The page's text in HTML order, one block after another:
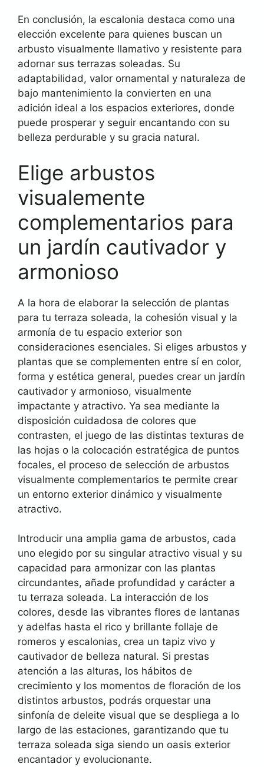
En conclusión, la escalonia destaca como una
elección excelente para quienes buscan un
arbusto visualmente llamativo y resistente para
adornar sus terrazas soleadas. Su
adaptabilidad, valor ornamental y naturaleza de
bajo mantenimiento la convierten en una
adición ideal a los espacios exteriores, donde
puede prosperar y seguir encantando con su
belleza perdurable y su gracia natural.
Elige arbustos
visualemente
complementarios para
un jardín cautivador y
armonioso
A la hora de elaborar la selección de plantas
para tu terraza soleada, la cohesión visual y la
armonía de tu espacio exterior son
consideraciones esenciales. Si eliges arbustos y
plantas que se complementen entre sí en color,
forma y estética general, puedes crear un jardín
cautivador y armonioso, visualmente
impactante y atractivo. Ya sea mediante la
disposición cuidadosa de colores que
contrasten, el juego de las distintas texturas de
las hojas o la colocación estratégica de puntos
focales, el proceso de selección de arbustos
visualmente complementarios te permite crear
un entorno exterior dinámico y visualmente
atractivo.
Introducir una amplia gama de arbustos, cada
uno elegido por su singular atractivo visual y su
capacidad para armonizar con las plantas
circundantes, añade profundidad y carácter a
tu terraza soleada. La interacción de los
colores, desde las vibrantes flores de lantanas
y adelfas hasta el rico y brillante follaje de
romeros y escalonias, crea un tapiz vivo y
cautivador de belleza natural. Si prestas
atención a las alturas, los hábitos de
crecimiento y los momentos de floración de los
distintos arbustos, podrás orquestar una
sinfonía de deleite visual que se despliega a lo
largo de las estaciones, garantizando que tu
terraza soleada siga siendo un oasis exterior
encantador y evolucionante.